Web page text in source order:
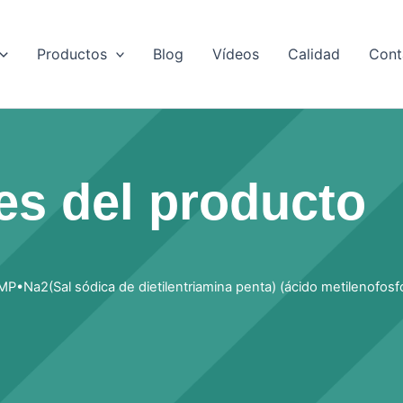
Productos Blog Vídeos Calidad
del producto
sódica de dietilentriamina penta) (ácido